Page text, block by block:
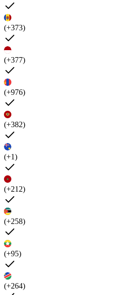
(+373)
(+377)
(+976)
(+382)
(+1)
(+212)
(+258)
(+95)
(+264)